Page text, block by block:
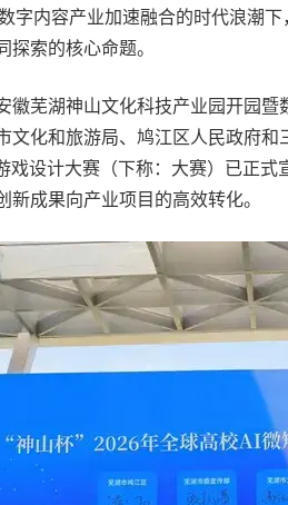
内容产业加速融合的时代浪潮下
索的核心命题。
芜湖神山文化科技产业园开园暨
文化和旅游局、鸠江区人民政府
戏设计大赛（下称：大赛）已正
新成果向产业项目的高效转化。